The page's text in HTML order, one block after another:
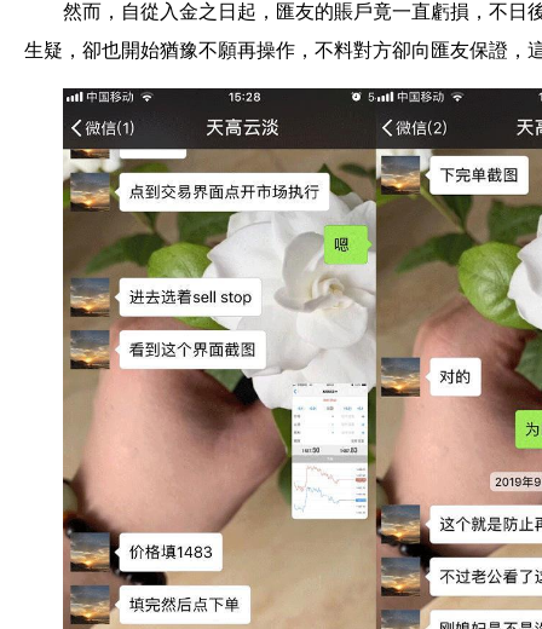
然而，自從入金之日起，匯友的賬戶竟一直虧損，不日
生疑，卻也開始猶豫不願再操作，不料對方卻向匯友保證，